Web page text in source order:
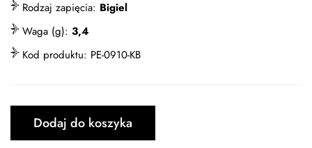
Rodzaj zapięcia: Bigiel
Waga (g): 3,4
Kod produktu: PE-0910-KB
Dodaj do koszyka